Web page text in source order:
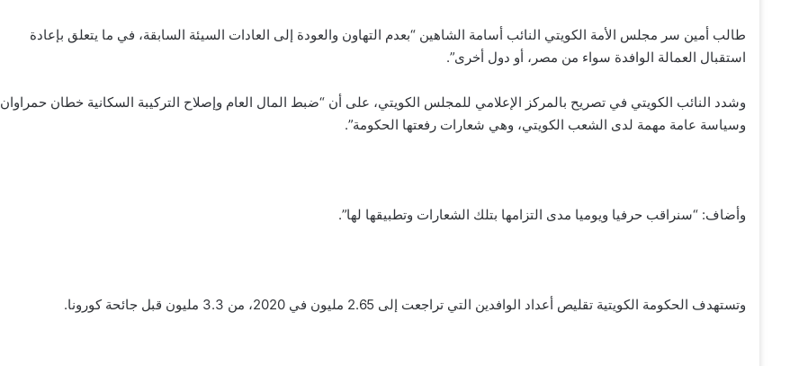
طالب أمين سر مجلس الأمة الكويتي النائب أسامة الشاهين “بعدم التهاون والعودة إلى العادات السيئة السابقة، في ما يتعلق بإعادة
استقبال العمالة الوافدة سواء من مصر، أو دول أخرى”.
وشدد النائب الكويتي في تصريح بالمركز الإعلامي للمجلس الكويتي، على أن “ضبط المال العام وإصلاح التركيبة السكانية خطان حمراوان
وسياسة عامة مهمة لدى الشعب الكويتي، وهي شعارات رفعتها الحكومة”.
وأضاف: “سنراقب حرفيا ويوميا مدى التزامها بتلك الشعارات وتطبيقها لها”.
وتستهدف الحكومة الكويتية تقليص أعداد الوافدين التي تراجعت إلى 2.65 مليون في 2020، من 3.3 مليون قبل جائحة كورونا.